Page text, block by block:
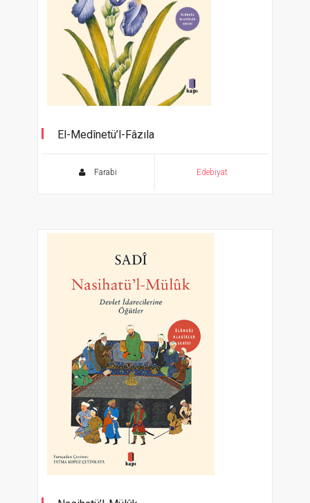
El-Medînetü’l-Fâzıla
Farabi Edebiyat